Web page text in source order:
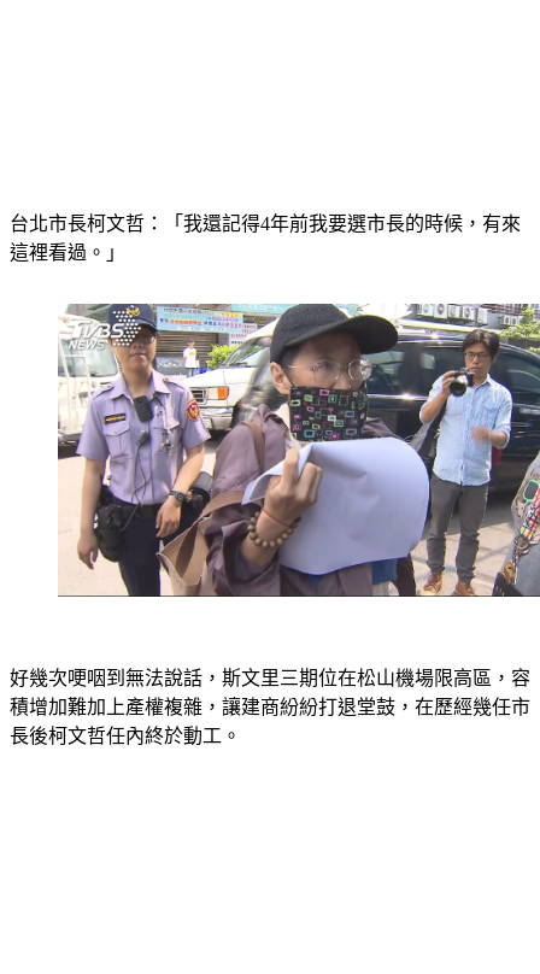
台北市長柯文哲：「我還記得4年前我要選市長的時候，有來
好幾次哽咽到無法說話，斯文里三期位在松山機場限高區，容
積增加難加上產權複雜，讓建商紛紛打退堂鼓，在歷經幾任市